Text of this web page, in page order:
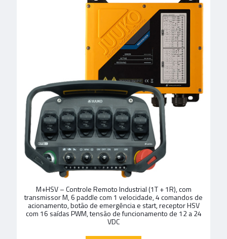
M+HSV – Controle Remoto Industrial (1T + 1R), com
transmissor M, 6 paddle com 1 velocidade, 4 comandos de
acionamento, botão de emergência e start, receptor HSV
com 16 saídas PWM, tensão de funcionamento de 12 a 24
VDC